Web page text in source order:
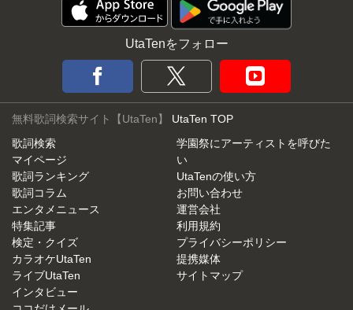
UtaTenをフォロー
無料歌詞検索サイト【UtaTen】 UtaTen TOP
歌詞検索
マイページ
歌詞ランキング
歌詞コラム
エンタメニュース
特集記事
検定・クイズ
カラオケUtaTen
ライブUtaTen
インタビュー
学園祭にアーティストを呼びた
い
UtaTenの使い方
お問い合わせ
運営会社
利用規約
プライバシーポリシー
提携媒体
サイトマップ